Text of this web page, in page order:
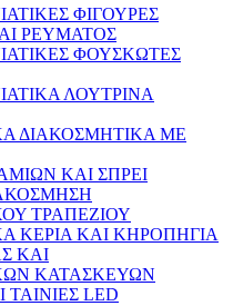
ΦΙΓΟΥΡΕΣ
ΡΕΥΜΑΤΟΣ
ΦΟΥΣΚΩΤΕΣ
ΛΟΥΤΡΙΝΑ
ΔΙΑΚΟΣΜΗΤΙΚΑ ΜΕ
ΚΑΙ ΣΠΡΕΙ
ΤΡΑΠΕΖΙΟΥ
ΚΕΡΙΑ ΚΑΙ ΚΗΡΟΠΗΓΙΑ
ΚΑΙ
ΚΑΤΑΣΚΕΥΩΝ
LED